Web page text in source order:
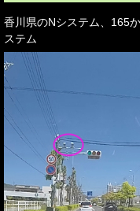
香川県のNシステム、165
ステム